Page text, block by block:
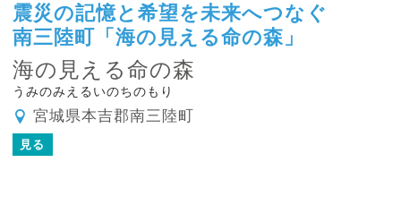
震災の記憶と希望を未来へつなぐ
南三陸町「海の見える命の森」
海の見える命の森
うみのみえるいのちのもり
宮城県本吉郡南三陸町
見る